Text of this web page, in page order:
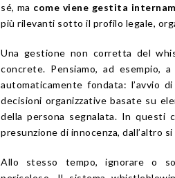
sé, ma come viene gestita
più rilevanti sotto il profilo legale,
Una gestione non corretta del
concrete. Pensiamo, ad esempio,
automaticamente fondata: l’avvio
decisioni organizzative basate su
della persona segnalata. In questi
presunzione di innocenza, dall’altro
Allo stesso tempo, ignorare o